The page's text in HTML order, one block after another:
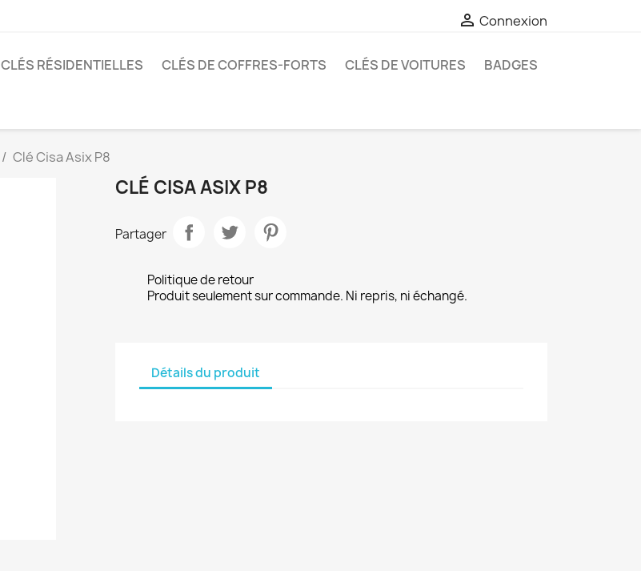
 Connexion
CLÉS RÉSIDENTIELLES CLÉS DE COFFRES-FORTS CLÉS DE VOITURES
BADGES
Clé Cisa Asix P8
CLÉ CISA ASIX P8
Partager
Politique de retour
Produit seulement sur commande. Ni repris, ni échangé.
Détails du produit